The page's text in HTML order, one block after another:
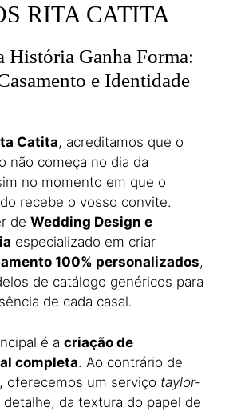
RITA CATITA
História Ganha Forma:
e Identidade
Catita, acreditamos que o
não começa no dia da
no momento em que o
recebe o vosso convite.
de Wedding Design e
especializado em criar
100% personalizados,
de catálogo genéricos para
de cada casal.
é a criação de
completa. Ao contrário de
oferecemos um serviço taylor-
detalhe, da textura do papel de